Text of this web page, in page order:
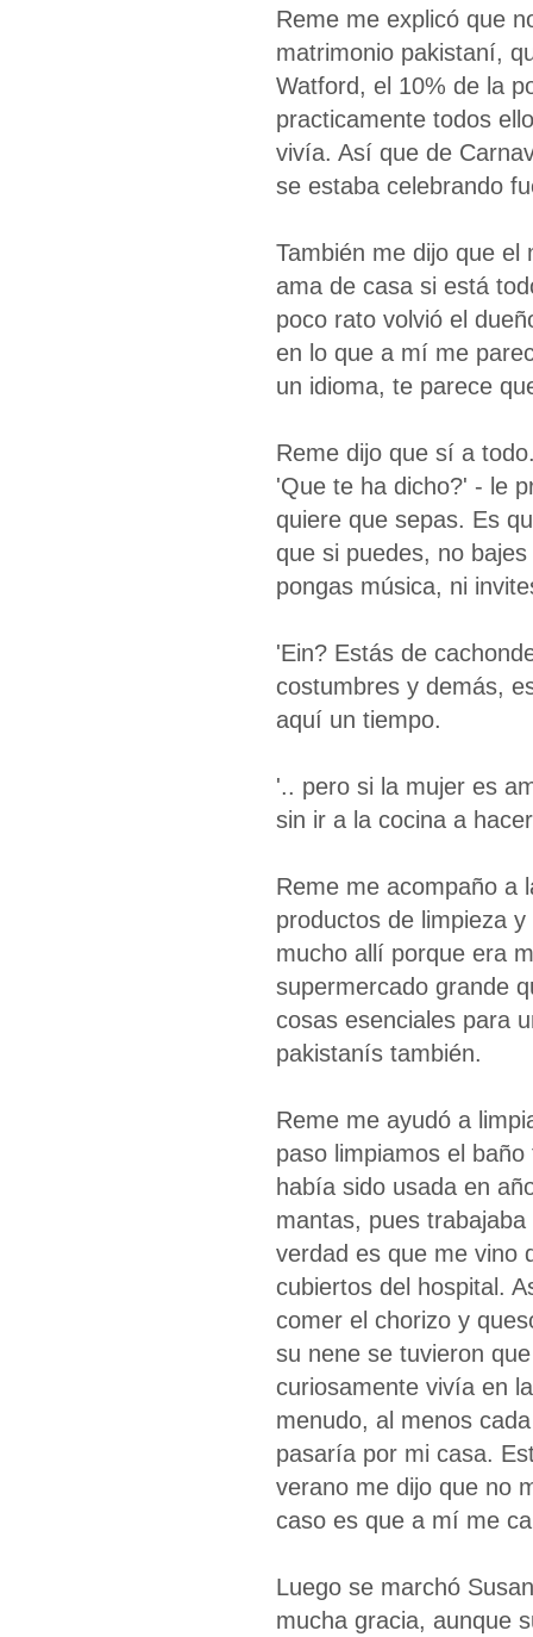
Reme me explicó que
matrimonio pakistaní,
Watford, el 10% de la
practicamente todos
vivía. Así que de
se estaba celebrando
También me dijo que
ama de casa si está
poco rato volvió el
en lo que a mí me
un idioma, te parece
Reme dijo que sí a
'Que te ha dicho?' - le
quiere que sepas. Es
que si puedes, no
pongas música, ni
'Ein? Estás de
costumbres y demás,
aquí un tiempo.
'.. pero si la mujer es
sin ir a la cocina a
Reme me acompaño a
productos de limpieza
mucho allí porque era
supermercado grande
cosas esenciales para
pakistanís también.
Reme me ayudó a
paso limpiamos el
había sido usada en
mantas, pues
verdad es que me vino
cubiertos del hospital.
comer el chorizo y
su nene se tuvieron
curiosamente vivía en
menudo, al menos
pasaría por mi casa.
verano me dijo que no
caso es que a mí me
Luego se marchó
mucha gracia, aunque